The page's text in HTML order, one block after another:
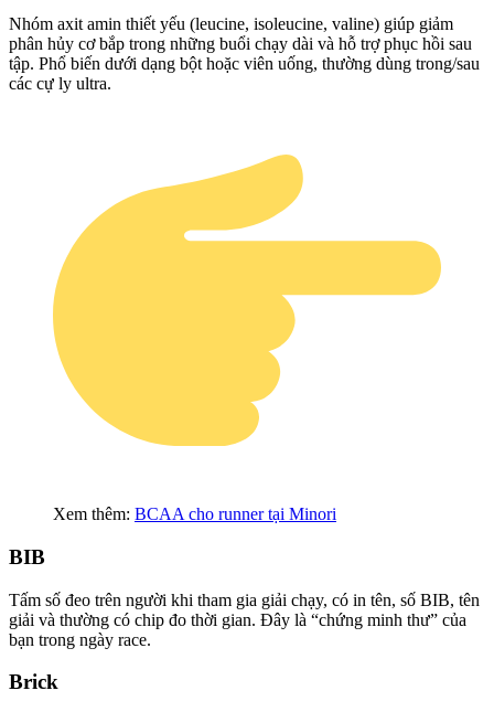
Nhóm axit amin thiết yếu (leucine, isoleucine, valine) giúp giảm
phân hủy cơ bắp trong những buổi chạy dài và hỗ trợ phục hồi sau
tập. Phổ biến dưới dạng bột hoặc viên uống, thường dùng trong/sau
các cự ly ultra.
Xem thêm: BCAA cho runner tại Minori
BIB
Tấm số đeo trên người khi tham gia giải chạy, có in tên, số BIB, tên
giải và thường có chip đo thời gian. Đây là “chứng minh thư” của
bạn trong ngày race.
Brick